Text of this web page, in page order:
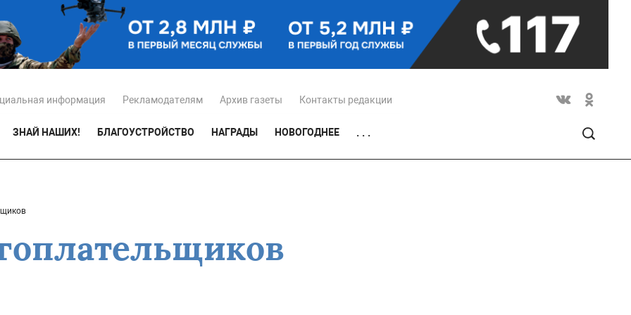
информация Рекламодателям Архив газеты Контакты редакции
ЗНАЙ НАШИХ! БЛАГОУСТРОЙСТВО НАГРАДЫ НОВОГОДНЕЕ . . .